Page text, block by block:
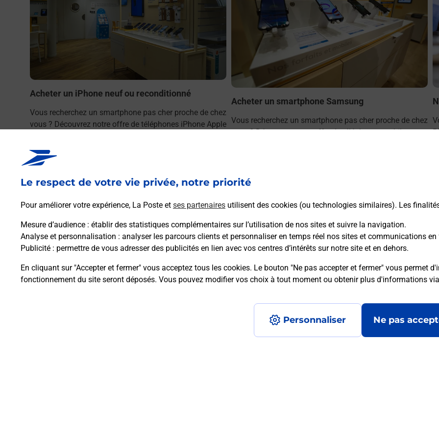
Le respect de votre vie privée, notre priorité
Pour améliorer votre expérience, La Poste et ses partenaires utilisent des cookies (ou technologies similaires). Les
Mesure d’audience : établir des statistiques complémentaires sur l’utilisation de nos sites et suivre la navigation.
Analyse et personnalisation : analyser les parcours clients et personnaliser en temps réel nos sites et communications
Publicité : permettre de vous adresser des publicités en lien avec vos centres d’intérêts sur notre site et en dehors.
En cliquant sur "Accepter et fermer" vous acceptez tous les cookies. Le bouton "Ne pas accepter et fermer" vous permet
fonctionnement du site seront déposés. Vous pouvez modifier vos choix à tout moment ou obtenir plus d'informations via
Personnaliser Ne pas
Acheter un iPhone neuf ou reconditionné
Vous recherchez un smartphone pas cher proche de chez
vous ? Découvrez notre offre de téléphones iPhone Apple
En savoir plus
Acheter un smartphone Samsung
Vous recherchez un smartphone pas cher proche de chez
vous ? Découvrez notre offre de téléphones mobiles
En savoir plus
Questions fréquemment posées